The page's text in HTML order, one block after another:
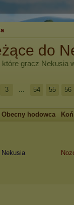
do
które gracz Nekusia
3 ... 54 55 56
Obecny hodowca Koń
Nekusia